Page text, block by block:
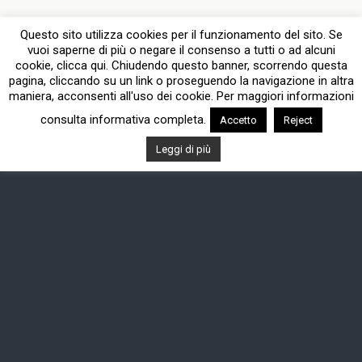
Questo sito utilizza cookies per il funzionamento del sito. Se
vuoi saperne di più o negare il consenso a tutti o ad alcuni
cookie, clicca qui. Chiudendo questo banner, scorrendo questa
pagina, cliccando su un link o proseguendo la navigazione in altra
maniera, acconsenti all'uso dei cookie. Per maggiori informazioni
consulta informativa completa.
Accetto Reject
Leggi di più